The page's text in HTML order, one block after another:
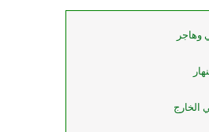
وهاجر
الخارج